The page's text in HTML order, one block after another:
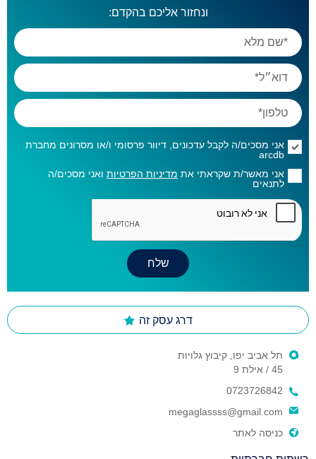
ונחזור אליכם בהקדם:
אני מסכים/ה לקבל עדכונים, דיוור פרסומי ו/או מסרונים מחברת
arcdb
אני מאשר/ת שקראתי את מדיניות הפרטיות ואני מסכים/ה
לתנאים
דרג עסק זה
תל אביב יפו, קיבוץ גלויות
45 / אילת 9
0723726842
megaglassss@gmail.com
כניסה לאתר